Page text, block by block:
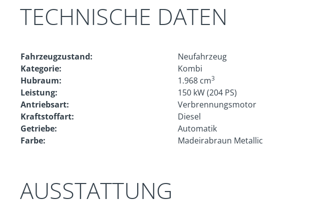
TECHNISCHE DATEN
Fahrzeugzustand:
Neufahrzeug
Kategorie:
Kombi
Hubraum:
1.968 cm3
Leistung:
150 kW (204 PS)
Antriebsart:
Verbrennungsmotor
Kraftstoffart:
Diesel
Getriebe:
Automatik
Farbe:
Madeirabraun Metallic
AUSSTATTUNG